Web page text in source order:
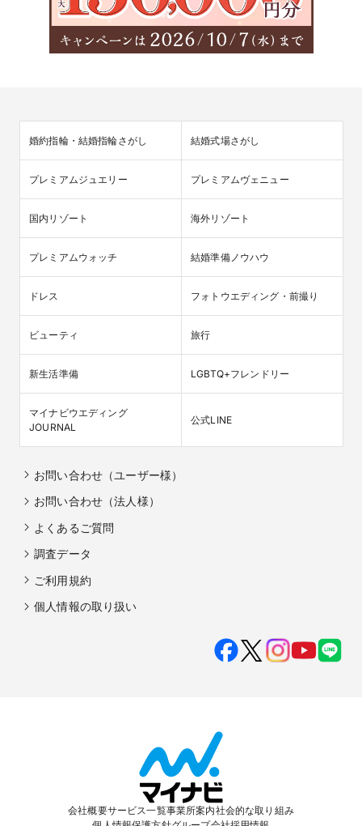
婚約指輪・結婚指輪さがし 結婚式場さがし
プレミアムジュエリー プレミアムヴェニュー
国内リゾート 海外リゾート
プレミアムウォッチ 結婚準備ノウハウ
ドレス フォトウエディング・前撮り
ビューティ 旅行
新生活準備 LGBTQ+フレンドリー
マイナビウエディング
JOURNAL
公式LINE
お問い合わせ（ユーザー様）
お問い合わせ（法人様）
よくあるご質問
調査データ
ご利用規約
個人情報の取り扱い
会社概要サービス一覧事業所案内社会的な取り組み